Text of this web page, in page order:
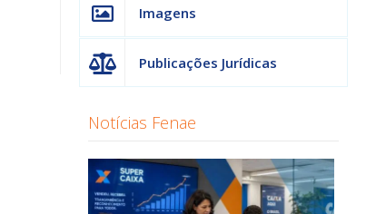
Imagens
Publicações Jurídicas
Notícias Fenae